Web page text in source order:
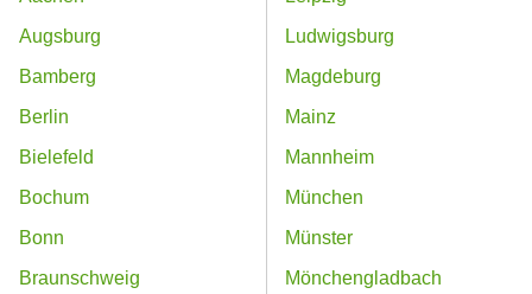
Augsburg
Bamberg
Berlin
Bielefeld
Bochum
Bonn
Braunschweig
Ludwigsburg
Magdeburg
Mainz
Mannheim
München
Münster
Mönchengladbach